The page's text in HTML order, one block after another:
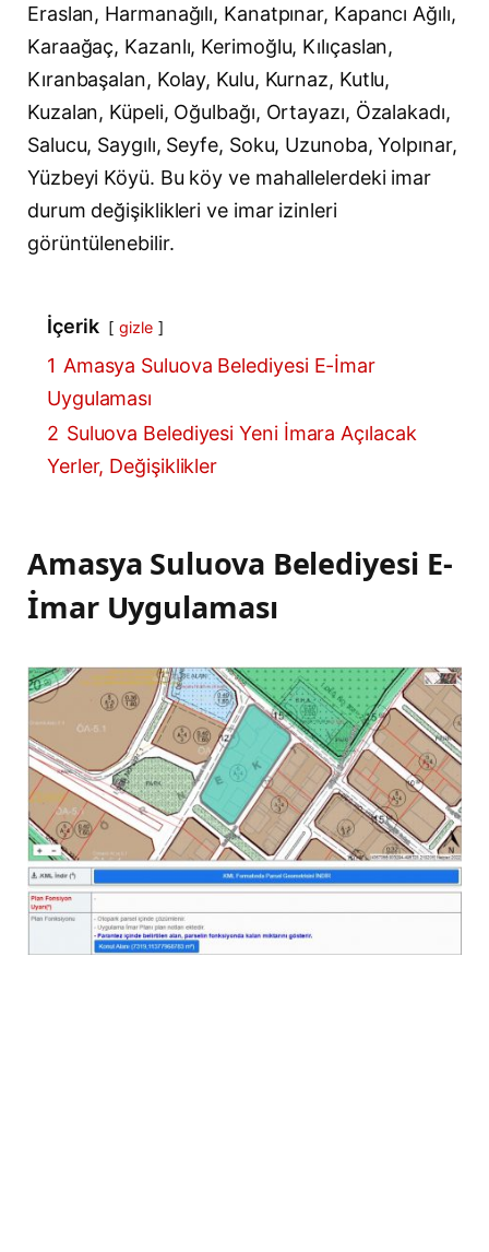
Eraslan, Harmanağılı, Kanatpınar, Kapancı Ağılı,
Karaağaç, Kazanlı, Kerimoğlu, Kılıçaslan,
Kıranbaşalan, Kolay, Kulu, Kurnaz, Kutlu,
Kuzalan, Küpeli, Oğulbağı, Ortayazı, Özalakadı,
Salucu, Saygılı, Seyfe, Soku, Uzunoba, Yolpınar,
Yüzbeyi Köyü. Bu köy ve mahallelerdeki imar
durum değişiklikleri ve imar izinleri
görüntülenebilir.
İçerik gizle
1 Amasya Suluova Belediyesi E-İmar
Uygulaması
2 Suluova Belediyesi Yeni İmara Açılacak
Yerler, Değişiklikler
Amasya Suluova Belediyesi E-
İmar Uygulaması